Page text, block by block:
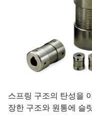
스프링 구조의 탄성을
장한 구조와 원통에 슬